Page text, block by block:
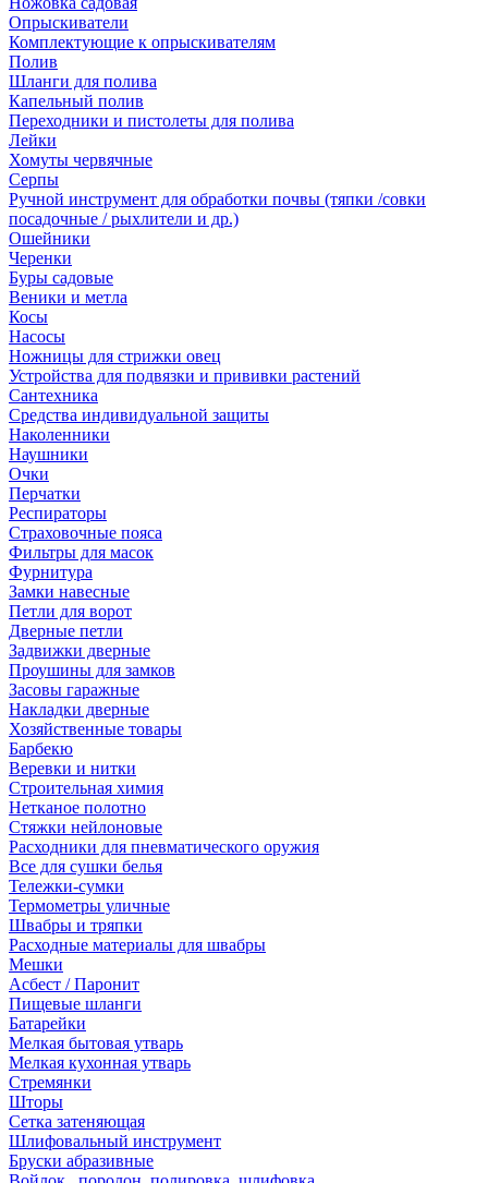
Опрыскиватели
Комплектующие к опрыскивателям
Полив
Шланги для полива
Капельный полив
Переходники и пистолеты для полива
Лейки
Хомуты червячные
Серпы
Ручной инструмент для обработки почвы (тяпки /совки
посадочные / рыхлители и др.)
Ошейники
Черенки
Буры садовые
Веники и метла
Косы
Насосы
Ножницы для стрижки овец
Устройства для подвязки и прививки растений
Сантехника
Средства индивидуальной защиты
Наколенники
Наушники
Очки
Перчатки
Респираторы
Страховочные пояса
Фильтры для масок
Фурнитура
Замки навесные
Петли для ворот
Дверные петли
Задвижки дверные
Проушины для замков
Засовы гаражные
Накладки дверные
Хозяйственные товары
Барбекю
Веревки и нитки
Строительная химия
Нетканое полотно
Стяжки нейлоновые
Расходники для пневматического оружия
Все для сушки белья
Тележки-сумки
Термометры уличные
Швабры и тряпки
Расходные материалы для швабры
Мешки
Асбест / Паронит
Пищевые шланги
Батарейки
Мелкая бытовая утварь
Мелкая кухонная утварь
Стремянки
Шторы
Сетка затеняющая
Шлифовальный инструмент
Бруски абразивные